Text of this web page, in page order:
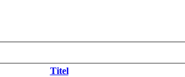
Titel